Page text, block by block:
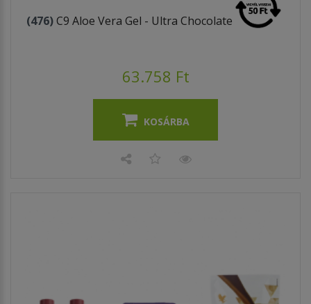
(476)C9 Aloe Vera Gel - Ultra Chocolate
63.758 Ft
KOSÁRBA